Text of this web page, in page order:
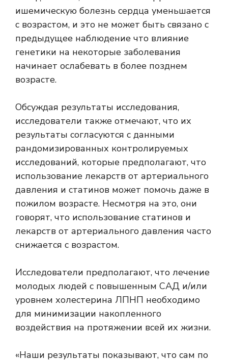
ишемическую болезнь сердца уменьшается
с возрастом, и это не может быть связано с
предыдущее наблюдение что влияние
генетики на некоторые заболевания
начинает ослабевать в более позднем
возрасте.
Обсуждая результаты исследования,
исследователи также отмечают, что их
результаты согласуются с данными
рандомизированных контролируемых
исследований, которые предполагают, что
использование лекарств от артериального
давления и статинов может помочь даже в
пожилом возрасте. Несмотря на это, они
говорят, что использование статинов и
лекарств от артериального давления часто
снижается с возрастом.
Исследователи предполагают, что лечение
молодых людей с повышенным САД и/или
уровнем холестерина ЛПНП необходимо
для минимизации накопленного
воздействия на протяжении всей их жизни.
«Наши результаты показывают, что сам по